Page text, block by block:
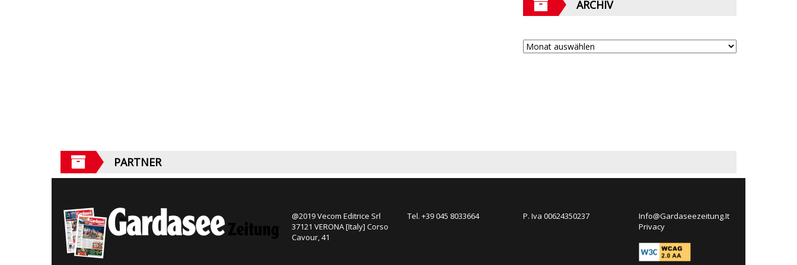
ARCHIV
PARTNER
@2019 Vecom Editrice Srl
37121 VERONA [Italy] Corso
Cavour, 41
Tel. +39 045 8033664 P. Iva 00624350237
Info@Gardaseezeitung.It
Privacy